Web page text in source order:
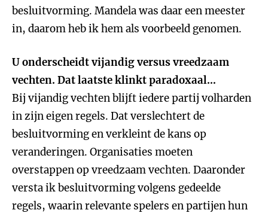
besluitvorming. Mandela was daar een meester
in, daarom heb ik hem als voorbeeld genomen.
U onderscheidt vijandig versus vreedzaam
vechten. Dat laatste klinkt paradoxaal…
Bij vijandig vechten blijft iedere partij volharden
in zijn eigen regels. Dat verslechtert de
besluitvorming en verkleint de kans op
veranderingen. Organisaties moeten
overstappen op vreedzaam vechten. Daaronder
versta ik besluitvorming volgens gedeelde
regels, waarin relevante spelers en partijen hun